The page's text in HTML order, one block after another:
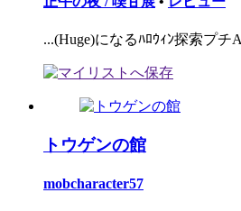
...(Huge)になるﾊﾛｳｨﾝ探索プチ
トウゲンの館
mobcharacter57